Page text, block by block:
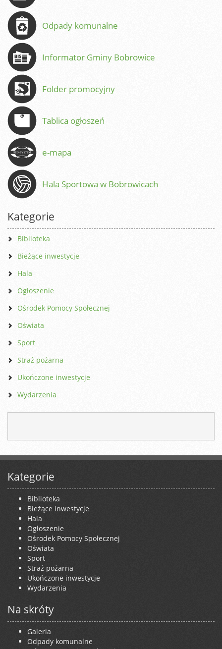
Odpady komunalne
Informator Gminy Bobrowice
Folder promocyjny
Tablica ogłoszeń
e-mapa
Hala Sportowa w Bobrowicach
Kategorie
Biblioteka
Bieżące inwestycje
Hala
Ogłoszenie
Ośrodek Pomocy Społecznej
Oświata
Sport
Straż pożarna
Ukończone inwestycje
Wydarzenia
Kategorie
Biblioteka
Bieżące inwestycje
Hala
Ogłoszenie
Ośrodek Pomocy Społecznej
Oświata
Sport
Straż pożarna
Ukończone inwestycje
Wydarzenia
Na skróty
Galeria
Odpady komunalne